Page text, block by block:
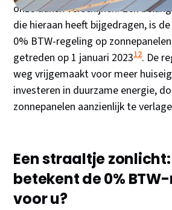
onze daken verschijnen. Een
die hieraan heeft bijgedragen, is
0% BTW-regeling op
getreden op 1 januari 2023​12​. De
weg vrijgemaakt voor meer
investeren in duurzame energie,
zonnepanelen aanzienlijk te
Een straaltje
betekent de 0%
voor u?